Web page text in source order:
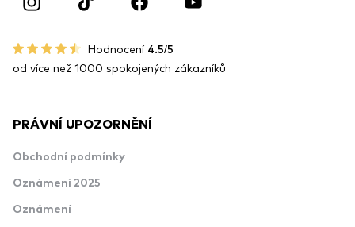
Hodnocení 4.5/5
od více než 1000 spokojených zákazníků
PRÁVNÍ UPOZORNĚNÍ
Obchodní podmínky
Oznámení 2025
Oznámení